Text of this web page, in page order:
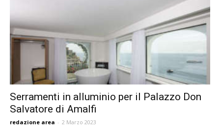
Serramenti in alluminio per il Palazzo Don
Salvatore di Amalfi
redazione area - 2 Marzo 2023